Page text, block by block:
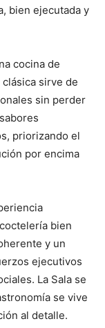
bien ejecutada y
cocina de
sirve de
sin perder
priorizando el
por encima
bien
y un
ejecutivos
La Sala se
se vive
al detalle.